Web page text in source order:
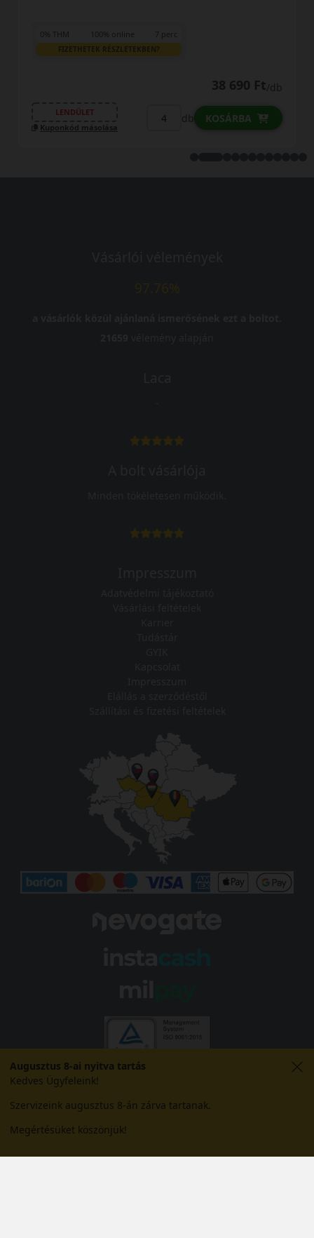
0% THM 100% online 7 perc
FIZETHETEK RÉSZLETEKBEN?
40 790 Ft/db
LENDÜLET
Kuponkód másolása
db KOSÁRBA
Augusztus 8-ai nyitva tartás
Kedves Ügyfeleink!
Szervizeink augusztus 8-án zárva tartanak.
Megértésüket köszönjük!